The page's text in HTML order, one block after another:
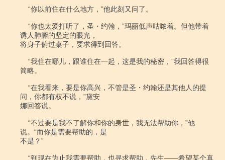
诱人肺腑的坚定的眼光，
将身子俯过桌子，要求得到回答。
简略。
问，你都有权不说，”黛安
娜回答说。
说。“而你是需要帮助的，是
不是？”